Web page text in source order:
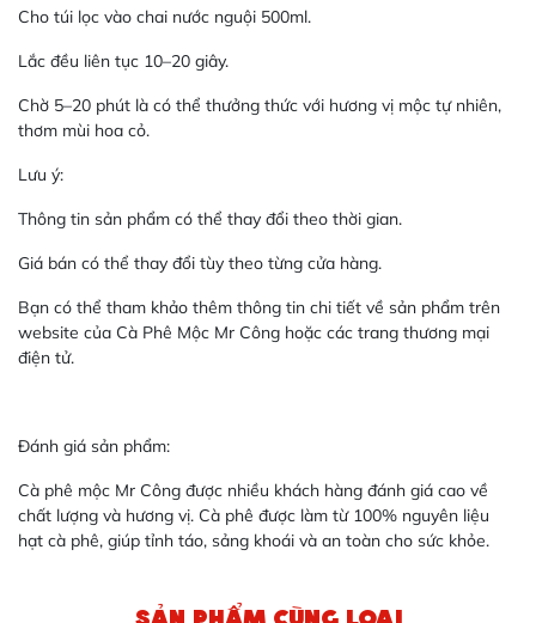
Cho túi lọc vào chai nước nguội 500ml.
Lắc đều liên tục 10–20 giây.
Chờ 5–20 phút là có thể thưởng thức với hương vị mộc tự nhiên,
thơm mùi hoa cỏ.
Lưu ý:
Thông tin sản phẩm có thể thay đổi theo thời gian.
Giá bán có thể thay đổi tùy theo từng cửa hàng.
Bạn có thể tham khảo thêm thông tin chi tiết về sản phẩm trên
website của Cà Phê Mộc Mr Công hoặc các trang thương mại
điện tử.
Đánh giá sản phẩm:
Cà phê mộc Mr Công được nhiều khách hàng đánh giá cao về
chất lượng và hương vị. Cà phê được làm từ 100% nguyên liệu
hạt cà phê, giúp tỉnh táo, sảng khoái và an toàn cho sức khỏe.